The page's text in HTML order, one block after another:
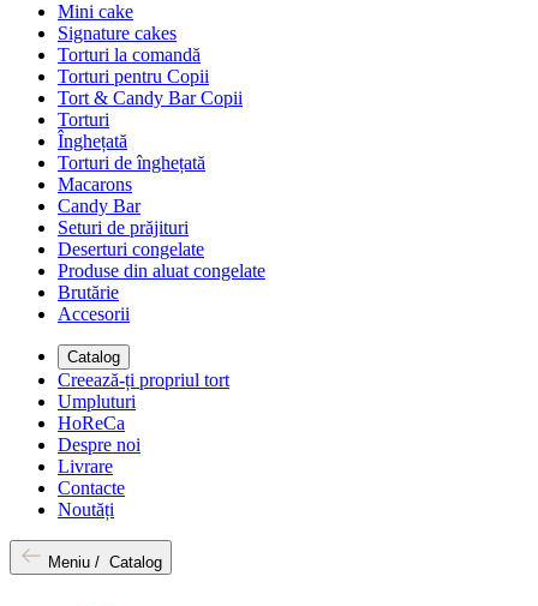
Mini cake
Signature cakes
Torturi la comandă
Torturi pentru Copii
Tort & Candy Bar Copii
Torturi
Înghețată
Torturi de înghețată
Macarons
Candy Bar
Seturi de prăjituri
Deserturi congelate
Produse din aluat congelate
Brutărie
Accesorii
Catalog
Creează-ți propriul tort
Umpluturi
HoReCa
Despre noi
Livrare
Contacte
Noutăți
Meniu / Catalog